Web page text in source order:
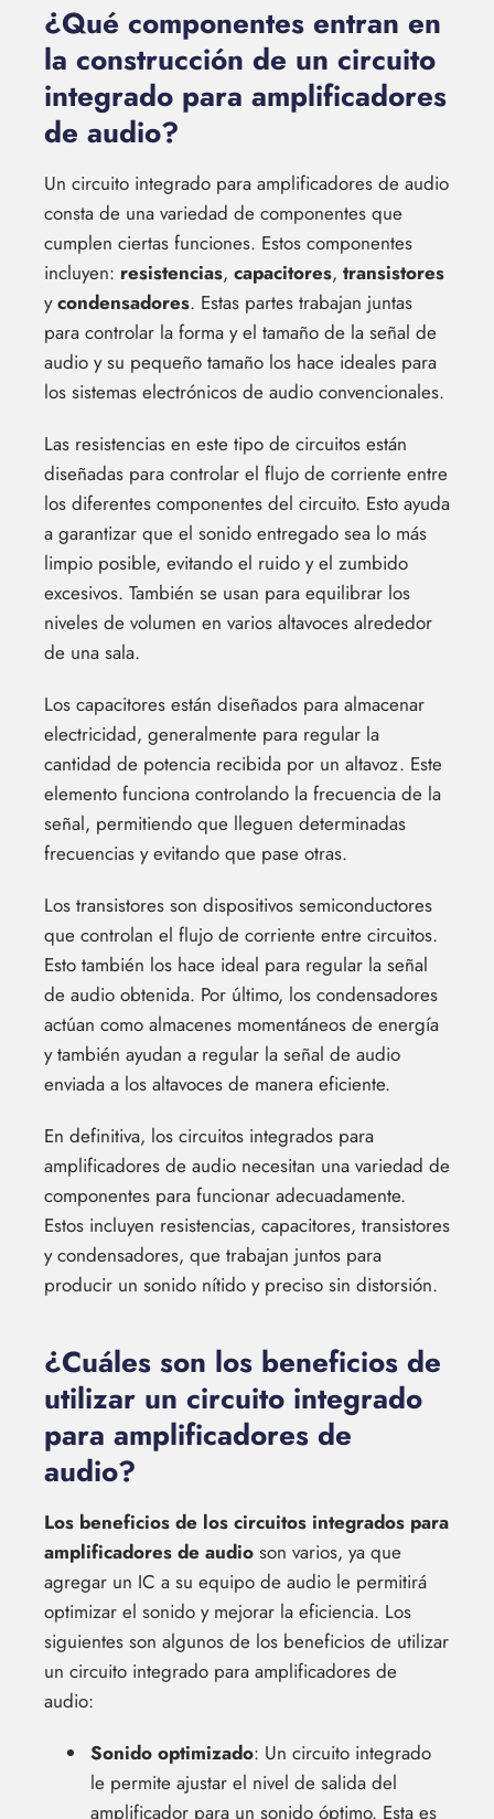
¿Qué componentes entran en
la construcción de un circuito
integrado para amplificadores
de audio?
Un circuito integrado para amplificadores de audio
consta de una variedad de componentes que
cumplen ciertas funciones. Estos componentes
incluyen: resistencias, capacitores, transistores
ycondensadores. Estas partes trabajan juntas
para controlar la forma y el tamaño de la señal de
audio y su pequeño tamaño los hace ideales para
los sistemas electrónicos de audio convencionales.
Las resistencias en este tipo de circuitos están
diseñadas para controlar el flujo de corriente entre
los diferentes componentes del circuito. Esto ayuda
a garantizar que el sonido entregado sea lo más
limpio posible, evitando el ruido y el zumbido
excesivos. También se usan para equilibrar los
niveles de volumen en varios altavoces alrededor
de una sala.
Los capacitores están diseñados para almacenar
electricidad, generalmente para regular la
cantidad de potencia recibida por un altavoz. Este
elemento funciona controlando la frecuencia de la
señal, permitiendo que lleguen determinadas
frecuencias y evitando que pase otras.
Los transistores son dispositivos semiconductores
que controlan el flujo de corriente entre circuitos.
Esto también los hace ideal para regular la señal
de audio obtenida. Por último, los condensadores
actúan como almacenes momentáneos de energía
y también ayudan a regular la señal de audio
enviada a los altavoces de manera eficiente.
En definitiva, los circuitos integrados para
amplificadores de audio necesitan una variedad de
componentes para funcionar adecuadamente.
Estos incluyen resistencias, capacitores, transistores
y condensadores, que trabajan juntos para
producir un sonido nítido y preciso sin distorsión.
¿Cuáles son los beneficios de
utilizar un circuito integrado
para amplificadores de
audio?
Los beneficios de los circuitos integrados para
amplificadores de audio son varios, ya que
agregar un IC a su equipo de audio le permitirá
optimizar el sonido y mejorar la eficiencia. Los
siguientes son algunos de los beneficios de utilizar
un circuito integrado para amplificadores de
audio:
Sonido optimizado: Un circuito integrado
le permite ajustar el nivel de salida del
amplificador para un sonido óptimo. Esta es